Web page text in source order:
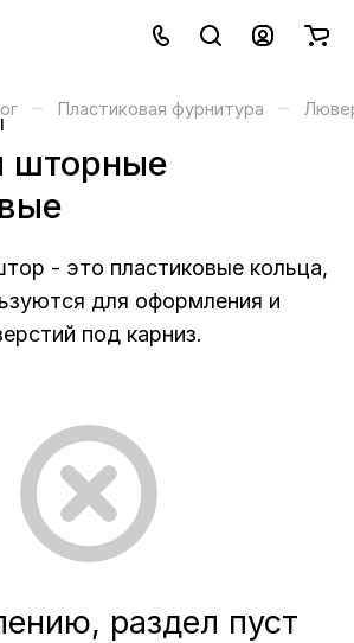
– Пластиковая фурнитура –
- это пластиковые кольца,
для оформления и
под карниз.
раздел пуст